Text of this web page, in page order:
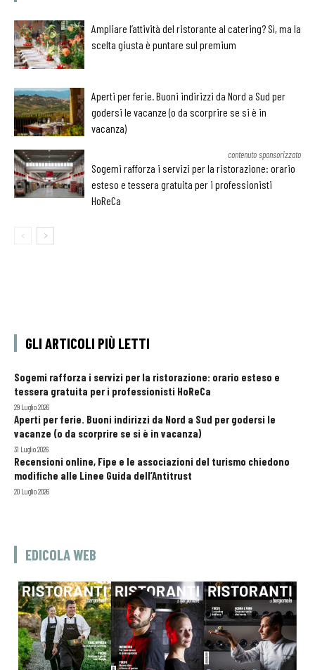
Ampliare l’attività del ristorante al catering? Sì, ma la
scelta giusta è puntare sul premium
Aperti per ferie. Buoni indirizzi da Nord a Sud per
godersi le vacanze (o da scorprire se si è in
vacanza)
contenuto sponsorizzato
Sogemi rafforza i servizi per la ristorazione: orario
esteso e tessera gratuita per i professionisti
HoReCa
GLI ARTICOLI PIÙ LETTI
Sogemi rafforza i servizi per la ristorazione: orario esteso e
tessera gratuita per i professionisti HoReCa
29 Luglio 2026
Aperti per ferie. Buoni indirizzi da Nord a Sud per godersi le
vacanze (o da scorprire se si è in vacanza)
31 Luglio 2026
Recensioni online, Fipe e le associazioni del turismo chiedono
modifiche alle Linee Guida dell’Antitrust
20 Luglio 2026
EDICOLA WEB